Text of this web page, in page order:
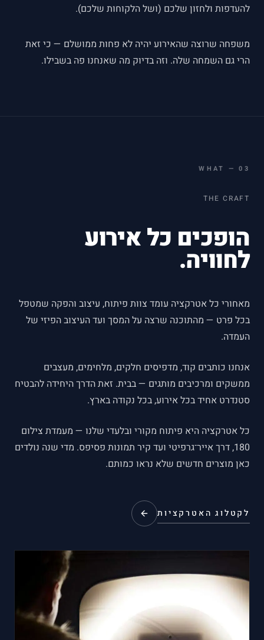
להעדפות ולחזון שלכם (ושל הלקוחות שלכם).
משפחה שרוצה שהאירוע יהיה לא פחות ממושלם — כי זאת
הרי גם השמחה שלה. וזה בדיוק מה שאנחנו פה בשבילו.
03
—
WHAT
THE CRAFT
הופכים כל אירוע
לחוויה.
מאחורי כל אטרקציה עומד צוות פיתוח, עיצוב והפקה שמטפל
בכל פרט — מהתוכנה שרצה על המסך ועד העיצוב הפיזי של
העמדה.
אנחנו כותבים קוד, מדפיסים חלקים, מלחימים, מעצבים
ממשקים ומרכיבים מותגים — בבית. זאת הדרך היחידה להבטיח
סטנדרט אחיד בכל אירוע, בכל נקודה בארץ.
כל אטרקציה היא פיתוח מקורי ובלעדי שלנו — מעמדת צילום
180, דרך אייר־גרפיטי ועד קיר תמונות פסיפס. מדי שנה נולדים
כאן מוצרים חדשים שלא נראו כמותם.
לקטלוג האטרקציות